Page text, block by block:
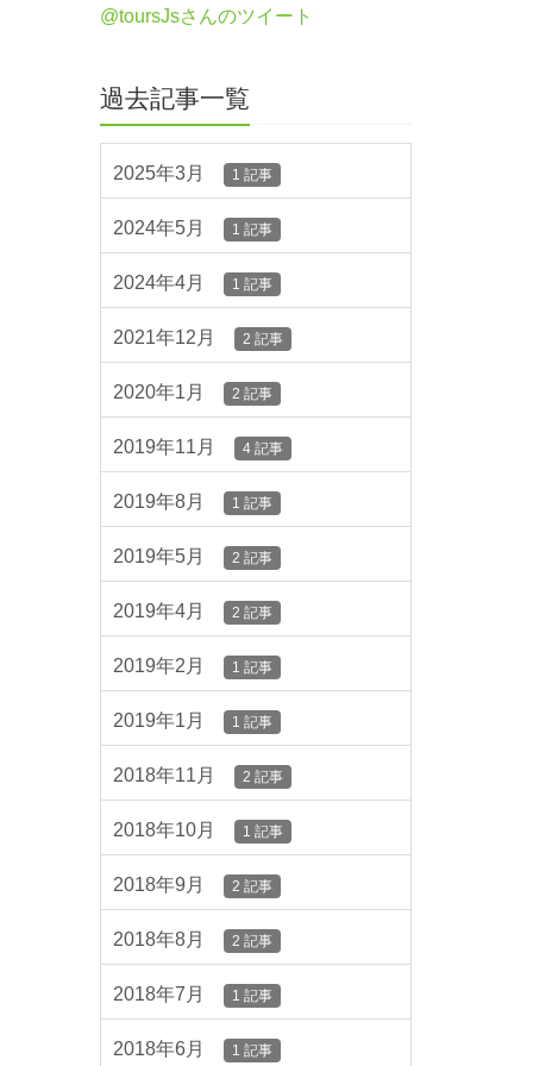
@toursJsさんのツイート
過去記事一覧
2025年3月 1 記事
2024年5月 1 記事
2024年4月 1 記事
2021年12月 2 記事
2020年1月 2 記事
2019年11月 4 記事
2019年8月 1 記事
2019年5月 2 記事
2019年4月 2 記事
2019年2月 1 記事
2019年1月 1 記事
2018年11月 2 記事
2018年10月 1 記事
2018年9月 2 記事
2018年8月 2 記事
2018年7月 1 記事
2018年6月 1 記事